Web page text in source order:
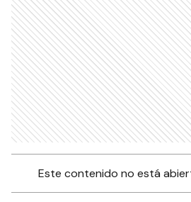
Este contenido no está